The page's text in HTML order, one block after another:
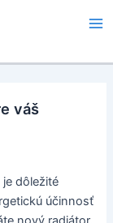
váš
dôležité
účinnosť